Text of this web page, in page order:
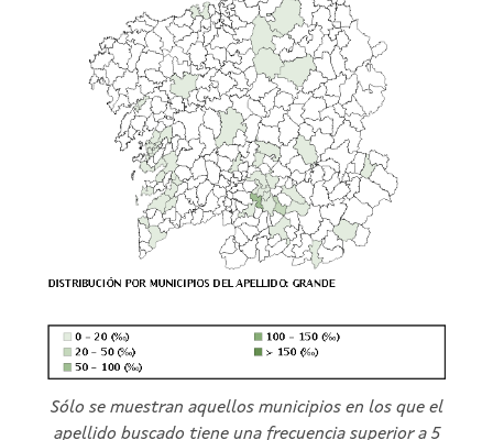
Sólo se muestran aquellos municipios en los que el
apellido buscado tiene una frecuencia superior a 5